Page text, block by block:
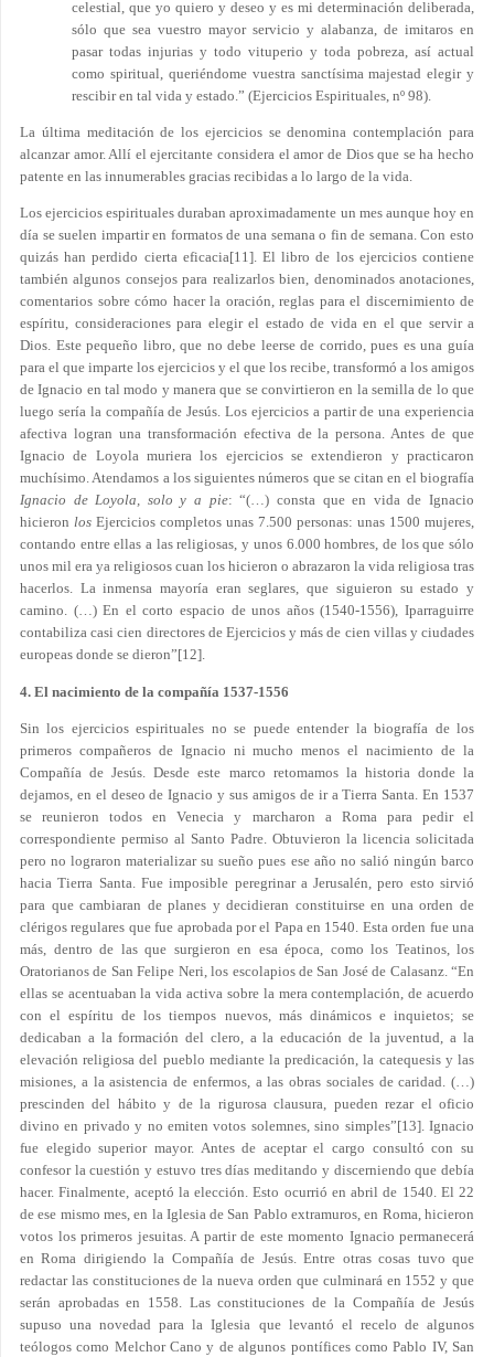
celestial, que yo quiero y deseo y es mi determinación deliberada,
sólo que sea vuestro mayor servicio y alabanza, de imitaros en
pasar todas injurias y todo vituperio y toda pobreza, así actual
como spiritual, queriéndome vuestra sanctísima majestad elegir y
rescibir en tal vida y estado.” (Ejercicios Espirituales, nº 98).
La última meditación de los ejercicios se denomina contemplación para
alcanzar amor. Allí el ejercitante considera el amor de Dios que se ha hecho
patente en las innumerables gracias recibidas a lo largo de la vida.
Los ejercicios espirituales duraban aproximadamente un mes aunque hoy en
día se suelen impartir en formatos de una semana o fin de semana. Con esto
quizás han perdido cierta eficacia[11]. El libro de los ejercicios contiene
también algunos consejos para realizarlos bien, denominados anotaciones,
comentarios sobre cómo hacer la oración, reglas para el discernimiento de
espíritu, consideraciones para elegir el estado de vida en el que servir a
Dios. Este pequeño libro, que no debe leerse de corrido, pues es una guía
para el que imparte los ejercicios y el que los recibe, transformó a los amigos
de Ignacio en tal modo y manera que se convirtieron en la semilla de lo que
luego sería la compañía de Jesús. Los ejercicios a partir de una experiencia
afectiva logran una transformación efectiva de la persona. Antes de que
Ignacio de Loyola muriera los ejercicios se extendieron y practicaron
muchísimo. Atendamos a los siguientes números que se citan en el biografía
Ignacio de Loyola, solo y a pie: “(…) consta que en vida de Ignacio
hicieron los Ejercicios completos unas 7.500 personas: unas 1500 mujeres,
contando entre ellas a las religiosas, y unos 6.000 hombres, de los que sólo
unos mil era ya religiosos cuan los hicieron o abrazaron la vida religiosa tras
hacerlos. La inmensa mayoría eran seglares, que siguieron su estado y
camino. (…) En el corto espacio de unos años (1540-1556), Iparraguirre
contabiliza casi cien directores de Ejercicios y más de cien villas y ciudades
europeas donde se dieron”[12].
4. El nacimiento de la compañía 1537-1556
Sin los ejercicios espirituales no se puede entender la biografía de los
primeros compañeros de Ignacio ni mucho menos el nacimiento de la
Compañía de Jesús. Desde este marco retomamos la historia donde la
dejamos, en el deseo de Ignacio y sus amigos de ir a Tierra Santa. En 1537
se reunieron todos en Venecia y marcharon a Roma para pedir el
correspondiente permiso al Santo Padre. Obtuvieron la licencia solicitada
pero no lograron materializar su sueño pues ese año no salió ningún barco
hacia Tierra Santa. Fue imposible peregrinar a Jerusalén, pero esto sirvió
para que cambiaran de planes y decidieran constituirse en una orden de
clérigos regulares que fue aprobada por el Papa en 1540. Esta orden fue una
más, dentro de las que surgieron en esa época, como los Teatinos, los
Oratorianos de San Felipe Neri, los escolapios de San José de Calasanz. “En
ellas se acentuaban la vida activa sobre la mera contemplación, de acuerdo
con el espíritu de los tiempos nuevos, más dinámicos e inquietos; se
dedicaban a la formación del clero, a la educación de la juventud, a la
elevación religiosa del pueblo mediante la predicación, la catequesis y las
misiones, a la asistencia de enfermos, a las obras sociales de caridad. (…)
prescinden del hábito y de la rigurosa clausura, pueden rezar el oficio
divino en privado y no emiten votos solemnes, sino simples”[13]. Ignacio
fue elegido superior mayor. Antes de aceptar el cargo consultó con su
confesor la cuestión y estuvo tres días meditando y discerniendo que debía
hacer. Finalmente, aceptó la elección. Esto ocurrió en abril de 1540. El 22
de ese mismo mes, en la Iglesia de San Pablo extramuros, en Roma, hicieron
votos los primeros jesuitas. A partir de este momento Ignacio permanecerá
en Roma dirigiendo la Compañía de Jesús. Entre otras cosas tuvo que
redactar las constituciones de la nueva orden que culminará en 1552 y que
serán aprobadas en 1558. Las constituciones de la Compañía de Jesús
supuso una novedad para la Iglesia que levantó el recelo de algunos
teólogos como Melchor Cano y de algunos pontífices como Pablo IV, San